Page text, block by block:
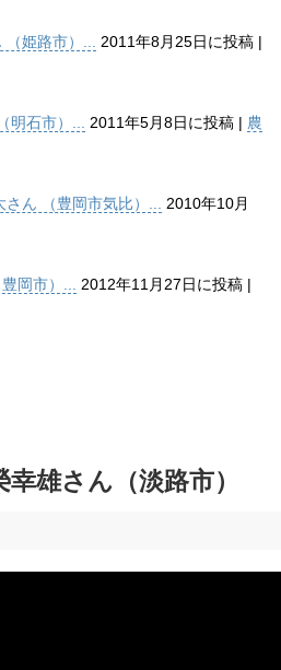
姫路市）... 2011年8月25日に投稿 |
石市）... 2011年5月8日に投稿 | 農
ん （豊岡市気比）...
2010年10月
岡市）... 2012年11月27日に投稿 |
雄さん（淡路市）